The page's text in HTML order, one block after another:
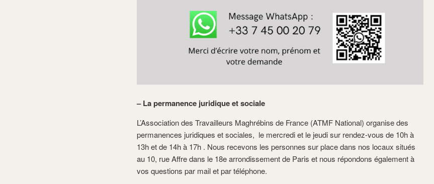
– La permanence juridique et sociale
L’Association des Travailleurs Maghrébins de France (ATMF National) organise des
permanences juridiques et sociales, le mercredi et le jeudi sur rendez-vous de 10h à
13h et de 14h à 17h . Nous recevons les personnes sur place dans nos locaux situés
au 10, rue Affre dans le 18e arrondissement de Paris et nous répondons également à
vos questions par mail et par téléphone.